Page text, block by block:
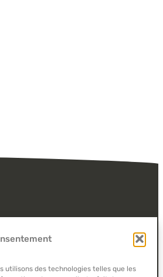
utilisons des technologies telles que les